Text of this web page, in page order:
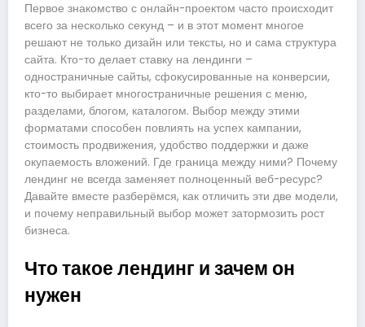
Первое знакомство с онлайн-проектом часто происходит
всего за несколько секунд – и в этот момент многое
решают не только дизайн или тексты, но и сама структура
сайта. Кто-то делает ставку на лендинги –
одностраничные сайты, сфокусированные на конверсии,
кто-то выбирает многостраничные решения с меню,
разделами, блогом, каталогом. Выбор между этими
форматами способен повлиять на успех кампании,
стоимость продвижения, удобство поддержки и даже
окупаемость вложений. Где граница между ними? Почему
лендинг не всегда заменяет полноценный веб-ресурс?
Давайте вместе разберёмся, как отличить эти две модели,
и почему неправильный выбор может затормозить рост
бизнеса.
Что такое лендинг и зачем он
нужен